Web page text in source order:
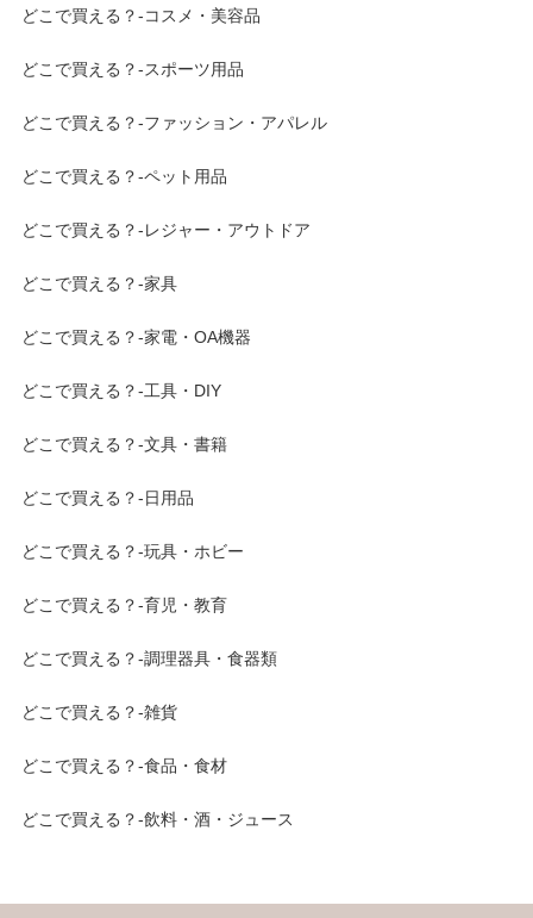
どこで買える？-コスメ・美容品
どこで買える？-スポーツ用品
どこで買える？-ファッション・アパレル
どこで買える？-ペット用品
どこで買える？-レジャー・アウトドア
どこで買える？-家具
どこで買える？-家電・OA機器
どこで買える？-工具・DIY
どこで買える？-文具・書籍
どこで買える？-日用品
どこで買える？-玩具・ホビー
どこで買える？-育児・教育
どこで買える？-調理器具・食器類
どこで買える？-雑貨
どこで買える？-食品・食材
どこで買える？-飲料・酒・ジュース